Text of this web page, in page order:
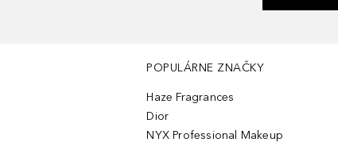
POPULÁRNE ZNAČKY
Haze Fragrances
Dior
NYX Professional Makeup